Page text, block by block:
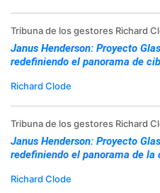
Tribuna de los gestores Richard
Janus Henderson: Proyecto
redefiniendo el panorama de
Richard Clode
Tribuna de los gestores Richard
Janus Henderson: Proyecto
redefiniendo el panorama de la
Richard Clode